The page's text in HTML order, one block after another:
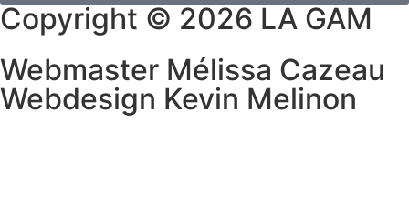
Copyright © 2026 LA GAM
Webmaster Mélissa Cazeau
Webdesign Kevin Melinon